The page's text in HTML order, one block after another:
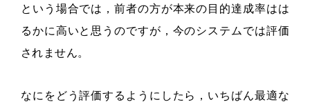
という場合では，前者の方が本来の目的達成率はは
るかに高いと思うのですが，今のシステムでは評価
されません。
なにをどう評価するようにしたら，いちばん最適な